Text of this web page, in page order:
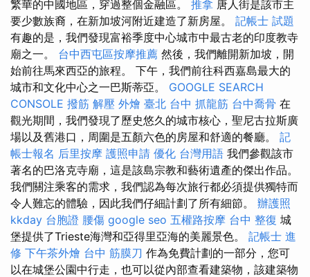
繁華的中國地區，穿過整個金融區。 推拿 唐人街是該市主
要少數族裔，在新加坡河附近建造了新房屋。 記帳士 試題
有趣的是，我們發現富裕季度中心城市中最古老的印度教寺
廟之一。 台中西屯區按摩推薦 然後，我們離開新加坡，開
始前往馬來西亞的旅程。 下午，我們前往科西嘉島最大的
城市和文化中心之一巴斯蒂亞。 GOOGLE SEARCH
CONSOLE 撥筋 解壓 外燴 臺北 台中 抓龍筋 台中喬骨 在
觀光期間，我們發現了歷史悠久的城市核心，聖尼古拉斯廣
場以及舊港口，周圍是五顏六色的房屋和舒適的餐廳。 記
帳士報名 后里按摩 護照申請 優化 台灣用語 我們參觀該市
著名的巴洛克寺廟，這是該島宗教和藝術遺產的傑出作品。
我們關注乘客的需求，我們認為每次旅行都必須提供獨特而
令人難忘的體驗，因此我們仔細計劃了所有細節。 辦護照
kkday 台胞證 腰傷 google seo 五權路按摩 台中 整復 城
堡提供了Trieste海灣和亞得里亞海的美麗景色。 記帳士 進
修 下午茶外燴 台中 筋膜刀 作為免費計劃的一部分，您可
以在城堡公園中行走，也可以從內部查看建築物，該建築物